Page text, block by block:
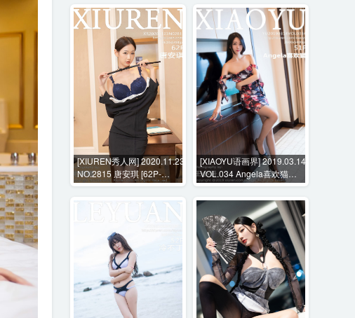
[XIUREN秀人网] 2020.11.23
NO.2815 唐安琪 [62P-
573MB]
[XIAOYU语画界] 2019.03.14
VOL.034 Angela喜欢猫
[51P-147MB]